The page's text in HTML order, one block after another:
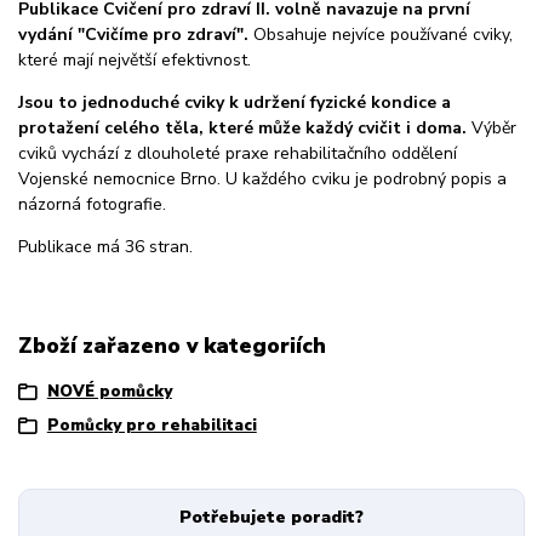
Publikace Cvičení pro zdraví II. volně navazuje na první
vydání "Cvičíme pro zdraví". Obsahuje nejvíce používané cviky,
které mají největší efektivnost.
Jsou to jednoduché cviky k udržení fyzické kondice a
protažení celého těla, které může každý cvičit i doma. Výběr
cviků vychází z dlouholeté praxe rehabilitačního oddělení
Vojenské nemocnice Brno. U každého cviku je podrobný popis a
názorná fotografie.
Publikace má 36 stran.
Zboží zařazeno v kategoriích
NOVÉ pomůcky
Pomůcky pro rehabilitaci
Potřebujete poradit?